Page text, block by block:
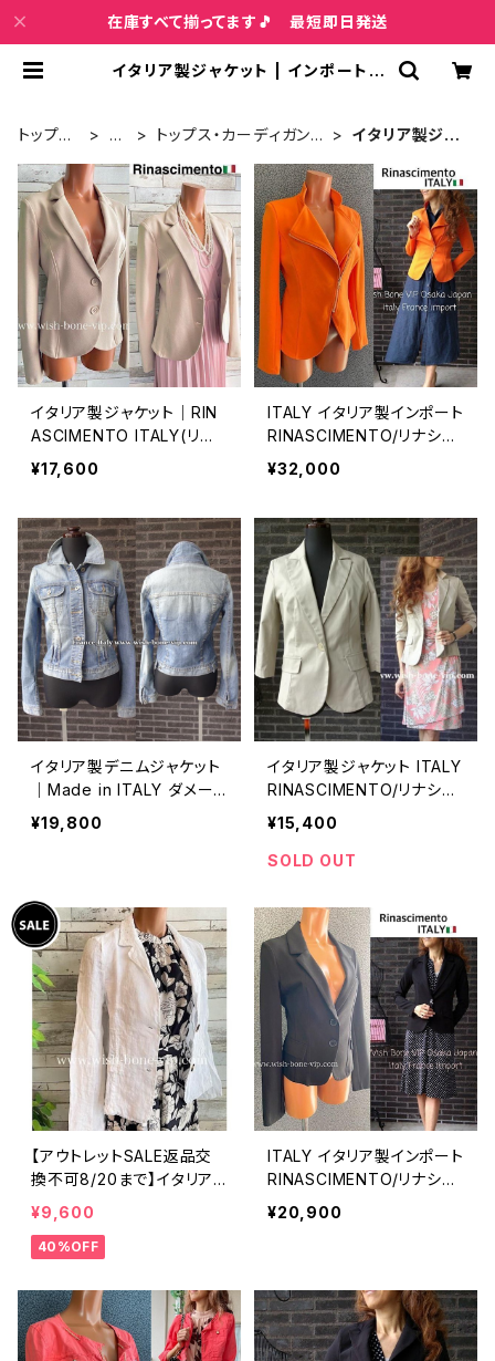
在庫すべて揃ってます🎵 最短即日発送
イタリア製ジャケット | インポートフ
トップペ
洋
トップス・カーディガン・
イタリア製ジャ
イタリア製ジャケット｜RIN
ASCIMENTO ITALY(リナ
シメント)｜インポート 定番
ストレッチ製ジャケット/ベ
¥17,600
ITALY イタリア製インポート
RINASCIMENTO/リナシメ
ント ジャケット｜フロントジ
ッパー 2wayライダースデ
¥32,000
イタリア製デニムジャケット
｜Made in ITALY ダメー
ジデニムジャケット・Gジャ
ン/ブルーデニム
¥19,800
イタリア製ジャケット ITALY
RINASCIMENTO/リナシメ
ント｜伸縮コットンストレッ
ト 美シルエット・七分袖 ジ
ャケット/トープ(S)
¥15,400
SOLD OUT
【アウトレットSALE返品交
換不可8/20まで】イタリア
製サマージャケット｜Made
in ITALY｜リネン麻 飾りエ
リ ジャケット/ホワイト
¥9,600
40%OFF
ITALY イタリア製インポート
RINASCIMENTO/リナシメ
ント ジャケット｜ストレッチ
製ジャージ インポート 定番
¥20,900